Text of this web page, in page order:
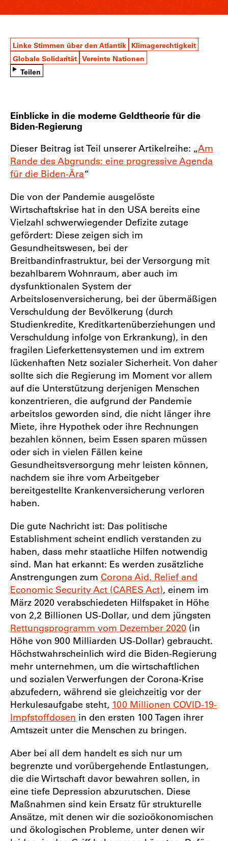
Linke Stimmen über den Atlantik Klimagerechtigkeit
Globale Solidarität Vereinte Nationen
Teilen
Einblicke in die moderne Geldtheorie für die
Biden-Regierung
Dieser Beitrag ist Teil unserer Artikelreihe: „Am
Rande des Abgrunds: eine progressive Agenda
für die Biden-Ära“
Die von der Pandemie ausgelöste
Wirtschaftskrise hat in den USA bereits eine
Vielzahl schwerwiegender Defizite zutage
gefördert: Diese zeigen sich im
Gesundheitswesen, bei der
Breitbandinfrastruktur, bei der Versorgung mit
bezahlbarem Wohnraum, aber auch im
dysfunktionalen System der
Arbeitslosenversicherung, bei der übermäßigen
Verschuldung der Bevölkerung (durch
Studienkredite, Kreditkartenüberziehungen und
Verschuldung infolge von Erkrankung), in den
fragilen Lieferkettensystemen und im extrem
lückenhaften Netz sozialer Sicherheit. Von daher
sollte sich die Regierung im Moment vor allem
auf die Unterstützung derjenigen Menschen
konzentrieren, die aufgrund der Pandemie
arbeitslos geworden sind, die nicht länger ihre
Miete, ihre Hypothek oder ihre Rechnungen
bezahlen können, beim Essen sparen müssen
oder sich in vielen Fällen keine
Gesundheitsversorgung mehr leisten können,
nachdem sie ihre vom Arbeitgeber
bereitgestellte Krankenversicherung verloren
haben.
Die gute Nachricht ist: Das politische
Establishment scheint endlich verstanden zu
haben, dass mehr staatliche Hilfen notwendig
sind. Man hat erkannt: Es werden zusätzliche
Anstrengungen zum Corona Aid, Relief and
Economic Security Act (CARES Act), einem im
März 2020 verabschiedeten Hilfspaket in Höhe
von 2,2 Billionen US-Dollar, und dem jüngsten
Rettungsprogramm vom Dezember 2020 (in
Höhe von 900 Milliarden US-Dollar) gebraucht.
Höchstwahrscheinlich wird die Biden-Regierung
mehr unternehmen, um die wirtschaftlichen
und sozialen Verwerfungen der Corona-Krise
abzufedern, während sie gleichzeitig vor der
Herkulesaufgabe steht, 100 Millionen COVID-19-
Impfstoffdosen in den ersten 100 Tagen ihrer
Amtszeit unter die Menschen zu bringen.
Aber bei all dem handelt es sich nur um
begrenzte und vorübergehende Entlastungen,
die die Wirtschaft davor bewahren sollen, in
eine tiefe Depression abzurutschen. Diese
Maßnahmen sind kein Ersatz für strukturelle
Ansätze, mit denen wir die sozioökonomischen
und ökologischen Probleme, unter denen wir